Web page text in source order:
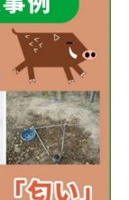
ラ設置方法を工
ち」を減らす～
例もご紹介～